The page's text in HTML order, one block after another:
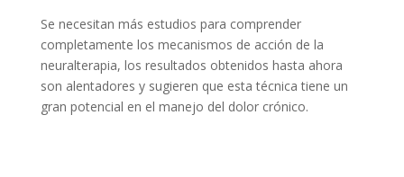
Se necesitan más estudios para comprender
completamente los mecanismos de acción de la
neuralterapia, los resultados obtenidos hasta ahora
son alentadores y sugieren que esta técnica tiene un
gran potencial en el manejo del dolor crónico.